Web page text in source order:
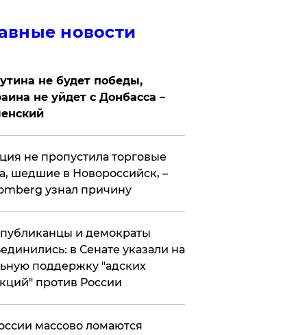
новости
не будет победы,
не уйдет с Донбасса –
не пропустила торговые
шедшие в Новороссийск, –
узнал причину
и демократы
в Сенате указали на
поддержку "адских
против России
массово ломаются